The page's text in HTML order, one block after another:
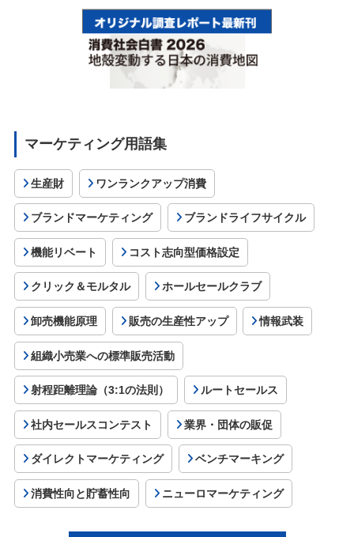
マーケティング用語集
生産財 ワンランクアップ消費
ブランドマーケティング ブランドライフサイクル
機能リベート コスト志向型価格設定
クリック＆モルタル ホールセールクラブ
卸売機能原理 販売の生産性アップ 情報武装
組織小売業への標準販売活動
射程距離理論（3:1の法則） ルートセールス
社内セールスコンテスト 業界・団体の販促
ダイレクトマーケティング ベンチマーキング
消費性向と貯蓄性向 ニューロマーケティング